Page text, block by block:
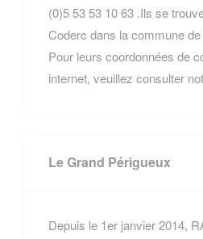
(0)5 53 53 10 63 .Ils se
Coderc dans la commune
Pour leurs coordonnées de
internet, veuillez consulter
Le Grand Périgueux
Depuis le 1er janvier 2014,